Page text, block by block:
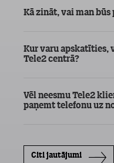
Kā zināt, vai man
Kur varu apskatīties,
Tele2 centrā?
Vēl neesmu Tele2
paņemt telefonu uz
Citi jautājumi